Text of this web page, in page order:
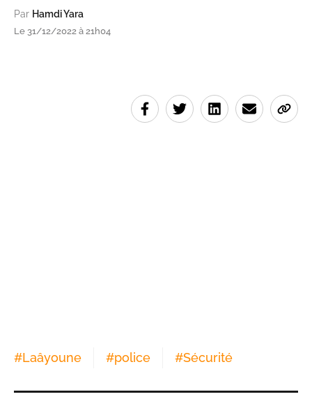
Par Hamdi Yara
Le 31/12/2022 à 21h04
#Laâyoune #police #Sécurité